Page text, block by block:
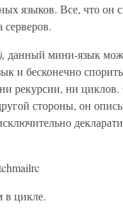
языков. Все, что он
серверов.
данный мини-язык
и бесконечно
рекурсии, ни
стороны, он
в цикле.